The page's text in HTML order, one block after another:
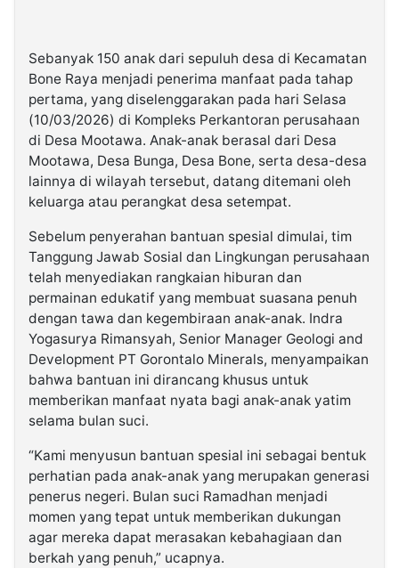
Sebanyak 150 anak dari sepuluh desa di Kecamatan
Bone Raya menjadi penerima manfaat pada tahap
pertama, yang diselenggarakan pada hari Selasa
(10/03/2026) di Kompleks Perkantoran perusahaan
di Desa Mootawa. Anak-anak berasal dari Desa
Mootawa, Desa Bunga, Desa Bone, serta desa-desa
lainnya di wilayah tersebut, datang ditemani oleh
keluarga atau perangkat desa setempat.
Sebelum penyerahan bantuan spesial dimulai, tim
Tanggung Jawab Sosial dan Lingkungan perusahaan
telah menyediakan rangkaian hiburan dan
permainan edukatif yang membuat suasana penuh
dengan tawa dan kegembiraan anak-anak. Indra
Yogasurya Rimansyah, Senior Manager Geologi and
Development PT Gorontalo Minerals, menyampaikan
bahwa bantuan ini dirancang khusus untuk
memberikan manfaat nyata bagi anak-anak yatim
selama bulan suci.
“Kami menyusun bantuan spesial ini sebagai bentuk
perhatian pada anak-anak yang merupakan generasi
penerus negeri. Bulan suci Ramadhan menjadi
momen yang tepat untuk memberikan dukungan
agar mereka dapat merasakan kebahagiaan dan
berkah yang penuh,” ucapnya.